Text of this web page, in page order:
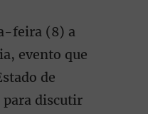
feira (8) a
evento que
de
para discutir